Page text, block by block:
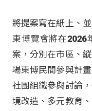
將提案寫在紙上、
東博覽會將在2026
案，分別在市區、
場東博民間參與計
社團組織參與討論
境改造、多元教育